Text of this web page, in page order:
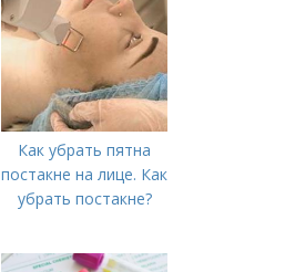
Как убрать пятна
постакне на лице. Как
убрать постакне?